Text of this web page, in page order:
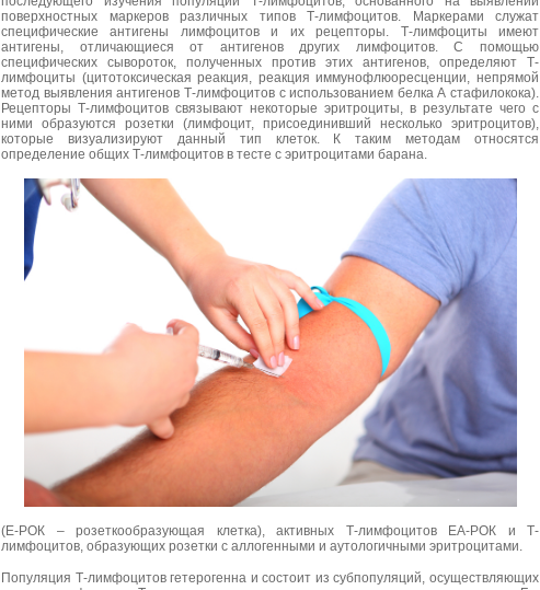
поверхностных маркеров различных типов Т-лимфоцитов. Маркерами служат
специфические антигены лимфоцитов и их рецепторы. Т-лимфоциты имеют
антигены, отличающиеся от антигенов других лимфоцитов. С помощью
специфических сывороток, полученных против этих антигенов, определяют Т-
лимфоциты (цитотоксическая реакция, реакция иммунофлюоресценции, непрямой
метод выявления антигенов Т-лимфоцитов с использованием белка А стафилокока).
Рецепторы Т-лимфоцитов связывают некоторые эритроциты, в результате чего с
ними образуются розетки (лимфоцит, присоединивший несколько эритроцитов),
которые визуализируют данный тип клеток. К таким методам относятся
определение общих Т-лимфоцитов в тесте с эритроцитами барана.
(Е-РОК – розеткообразующая клетка), активных Т-лимфоцитов ЕА-РОК и Т-
лимфоцитов, образующих розетки с аллогенными и аутологичными эритроцитами.
Популяция Т-лимфоцитов гетерогенна и состоит из субпопуляций, осуществляющих